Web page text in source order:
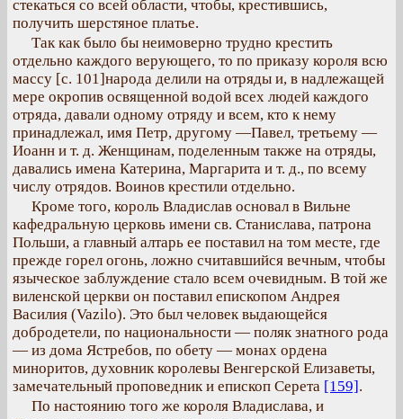
стекаться со всей области, чтобы, крестившись,
получить шерстяное платье.
Так как было бы неимоверно трудно крестить
отдельно каждого верующего, то по приказу короля всю
массу [с. 101]народа делили на отряды и, в надлежащей
мере окропив освященной водой всех людей каждого
отряда, давали одному отряду и всем, кто к нему
принадлежал, имя Петр, другому —Павел, третьему —
Иоанн и т. д. Женщинам, поделенным также на отряды,
давались имена Катерина, Маргарита и т. д., по всему
числу отрядов. Воинов крестили отдельно.
Кроме того, король Владислав основал в Вильне
кафедральную церковь имени св. Станислава, патрона
Польши, а главный алтарь ее поставил на том месте, где
прежде горел огонь, ложно считавшийся вечным, чтобы
языческое заблуждение стало всем очевидным. В той же
виленской церкви он поставил епископом Андрея
Василия (Vazilo). Это был человек выдающейся
добродетели, по национальности — поляк знатного рода
— из дома Ястребов, по обету — монах ордена
миноритов, духовник королевы Венгерской Елизаветы,
замечательный проповедник и епископ Серета [159].
По настоянию того же короля Владислава, и